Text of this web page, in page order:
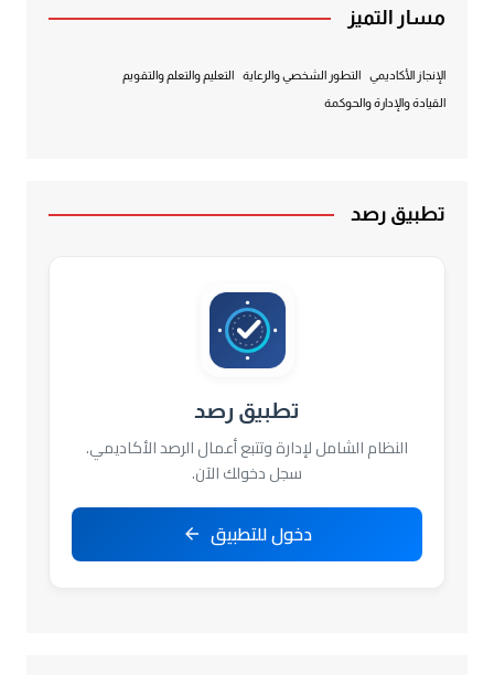
مسار التميز
الإنجاز الأكاديمي التطور الشخصي والرعاية التعليم والتعلم والتقويم
القيادة والإدارة والحوكمة
تطبيق رصد
تطبيق رصد
النظام الشامل لإدارة وتتبع أعمال الرصد الأكاديمي.
سجل دخولك الآن.
دخول للتطبيق